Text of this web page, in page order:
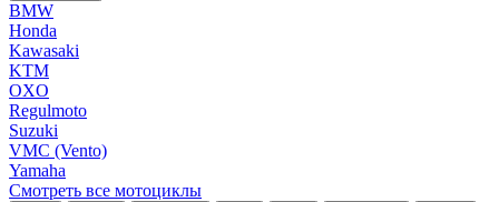
BMW
Honda
Kawasaki
KTM
OXO
Regulmoto
Suzuki
VMC (Vento)
Yamaha
Смотреть все мотоциклы